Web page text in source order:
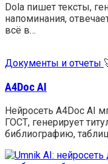
Dola пишет тексты,
напоминания,
всё в…
Документы и отчеты
A4Doc AI
Нейросеть A4Doc AI
ГОСТ, генерирует
библиографию,